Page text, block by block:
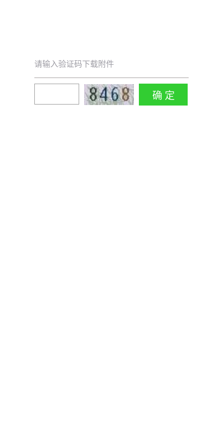
请输入验证码下载附件